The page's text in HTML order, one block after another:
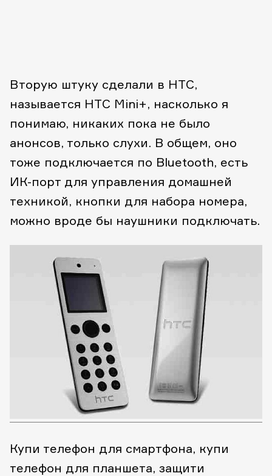
Вторую штуку сделали в HTC,
называется HTC Mini+, насколько я
понимаю, никаких пока не было
анонсов, только слухи. В общем, оно
тоже подключается по Bluetooth, есть
ИК-порт для управления домашней
техникой, кнопки для набора номера,
можно вроде бы наушники подключать.
Купи телефон для смартфона, купи
телефон для планшета, защити